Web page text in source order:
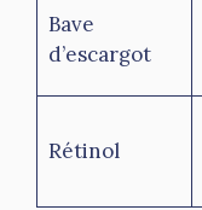
Bave
d’escargot
Rétinol